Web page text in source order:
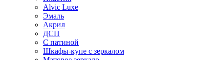
Alvic Luxe
Эмаль
Акрил
ДСП
С патиной
Шкафы-купе с зеркалом